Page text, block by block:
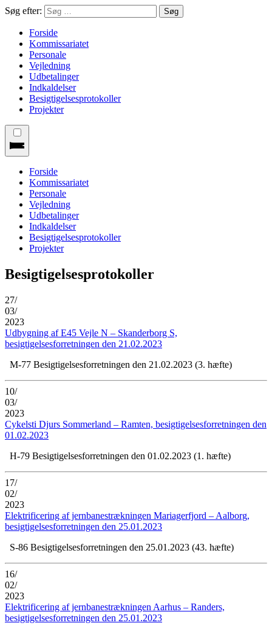
Søg efter:
Forside
Kommissariatet
Personale
Vejledning
Udbetalinger
Indkaldelser
Besigtigelsesprotokoller
Projekter
Forside
Kommissariatet
Personale
Vejledning
Udbetalinger
Indkaldelser
Besigtigelsesprotokoller
Projekter
Besigtigelsesprotokoller
27/
03/
2023
Udbygning af E45 Vejle N – Skanderborg S,
besigtigelsesforretningen den 21.02.2023
M-77 Besigtigelsesforretningen den 21.02.2023 (3. hæfte)
10/
03/
2023
Cykelsti Djurs Sommerland – Ramten, besigtigelsesforretningen den
01.02.2023
H-79 Besigtigelsesforretningen den 01.02.2023 (1. hæfte)
17/
02/
2023
Elektrificering af jernbanestrækningen Mariagerfjord – Aalborg,
besigtigelsesforretningen den 25.01.2023
S-86 Besigtigelsesforretningen den 25.01.2023 (43. hæfte)
16/
02/
2023
Elektrificering af jernbanestrækningen Aarhus – Randers,
besigtigelsesforretningen den 25.01.2023